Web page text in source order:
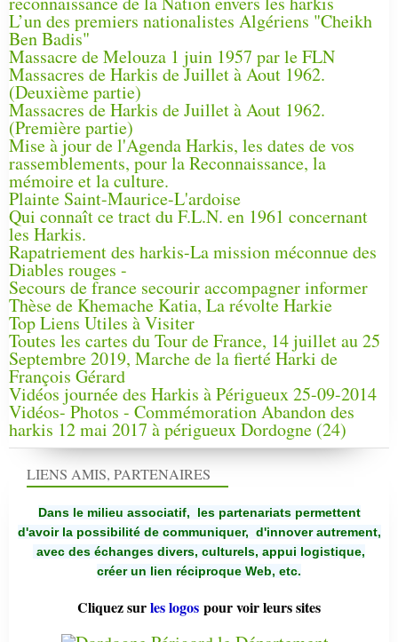
L’un des premiers nationalistes Algériens "Cheikh
Ben Badis"
Massacre de Melouza 1 juin 1957 par le FLN
Massacres de Harkis de Juillet à Aout 1962.
(Deuxième partie)
Massacres de Harkis de Juillet à Aout 1962.
(Première partie)
Mise à jour de l'Agenda Harkis, les dates de vos
rassemblements, pour la Reconnaissance, la
mémoire et la culture.
Plainte Saint-Maurice-L'ardoise
Qui connaît ce tract du F.L.N. en 1961 concernant
les Harkis.
Rapatriement des harkis-La mission méconnue des
Diables rouges -
Secours de france secourir accompagner informer
Thèse de Khemache Katia, La révolte Harkie
Top Liens Utiles à Visiter
Toutes les cartes du Tour de France, 14 juillet au 25
Septembre 2019, Marche de la fierté Harki de
François Gérard
Vidéos journée des Harkis à Périgueux 25-09-2014
Vidéos- Photos - Commémoration Abandon des
harkis 12 mai 2017 à périgueux Dordogne (24)
LIENS AMIS, PARTENAIRES
Dans le milieu associatif, les partenariats permettent
d'avoir la possibilité de communiquer, d'innover autrement,
avec des échanges divers, culturels, appui logistique,
créer un lien réciproque Web, etc.
Cliquez surles logos pour voir leurs sites